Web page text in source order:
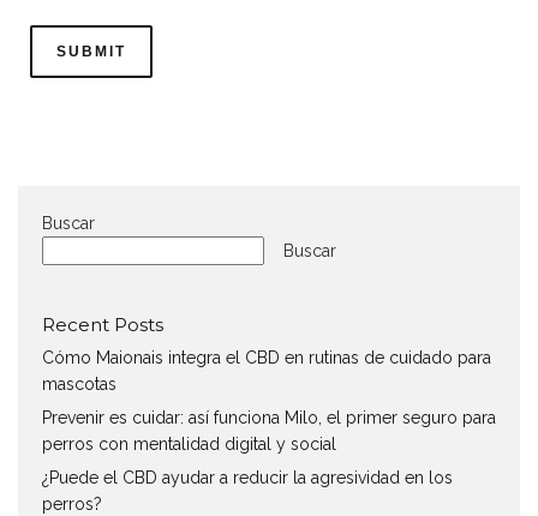
Buscar
Buscar
Recent Posts
Cómo Maionais integra el CBD en rutinas de cuidado para
mascotas
Prevenir es cuidar: así funciona Milo, el primer seguro para
perros con mentalidad digital y social
¿Puede el CBD ayudar a reducir la agresividad en los
perros?